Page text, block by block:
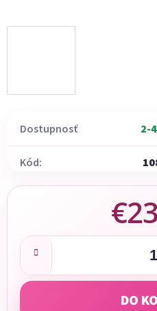
Dostupnosť 2-
Kód:
DO